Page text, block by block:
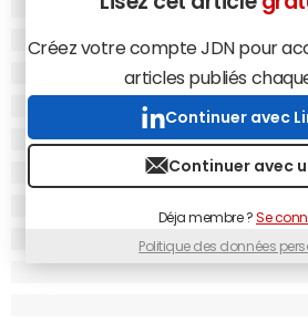
Créez votre compte JDN pour
articles publiés
Continuer avec
Continuer avec
Déja membre ?Se
Politique des données